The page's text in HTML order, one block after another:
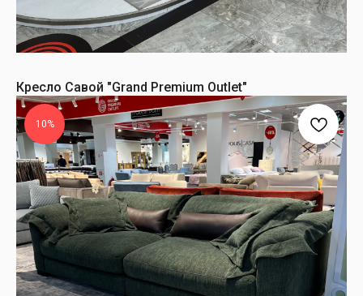
Кресло Савой "Grand Premium Outlet"
10%